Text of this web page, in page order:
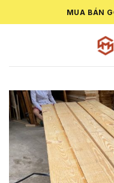
to
MUA BÁN